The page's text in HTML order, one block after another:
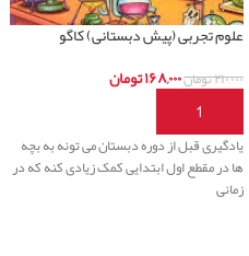
علوم تجربی (پیش دبستانی) کاگو
۲۱۰,۰۰۰تومان۱۶۸,۰۰۰تومان
افزودن به سبد خرید
یادگیری قبل از دوره دبستان می تونه به بچه
ها در مقطع اول ابتدایی کمک زیادی کنه که در
زمانی